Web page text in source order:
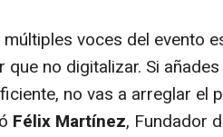
voces del evento
no digitalizar. Si
no vas a arreglar el
Félix Martínez, Fundador